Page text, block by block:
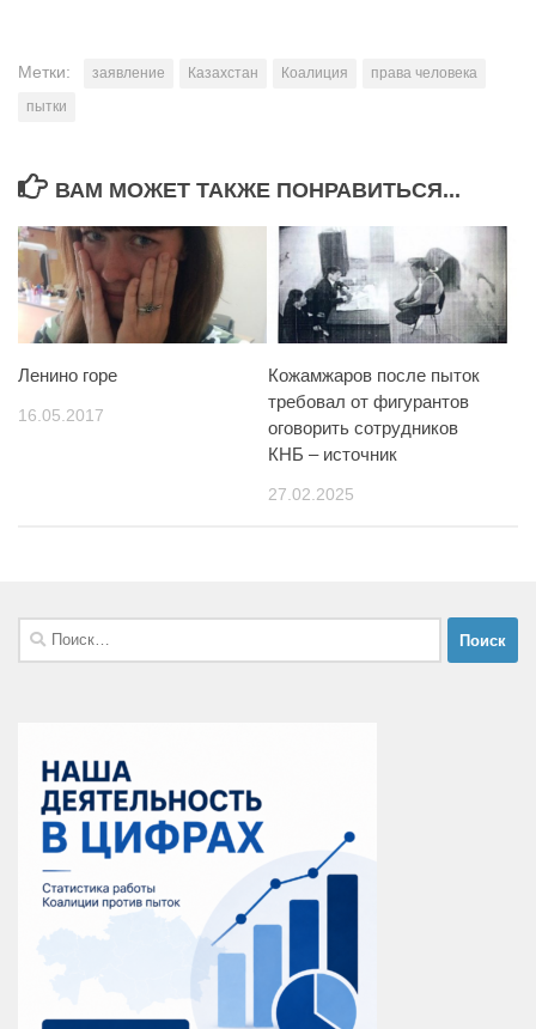
Метки: заявление Казахстан Коалиция
права человека
пытки
ВАМ МОЖЕТ ТАКЖЕ ПОНРАВИТЬСЯ...
Ленино горе
16.05.2017
Кожамжаров после пыток
требовал от фигурантов
оговорить сотрудников
КНБ – источник
27.02.2025
Найти: